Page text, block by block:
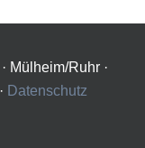
Mülheim/Ruhr ·
· Datenschutz